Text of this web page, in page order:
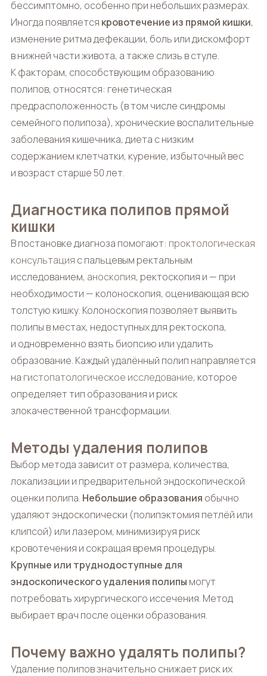
бессимптомно, особенно при небольших размерах.
Иногда появляется кровотечение из прямой кишки,
изменение ритма дефекации, боль или дискомфорт
в нижней части живота, а также слизь в стуле.
К факторам, способствующим образованию
полипов, относятся: генетическая
предрасположенность (в том числе синдромы
семейного полипоза), хронические воспалительные
заболевания кишечника, диета с низким
содержанием клетчатки, курение, избыточный вес
и возраст старше 50 лет.
Диагностика полипов прямой
кишки
В постановке диагноза помогают: проктологическая
консультация с пальцевым ректальным
исследованием, аноскопия, ректоскопия и — при
необходимости — колоноскопия, оценивающая всю
толстую кишку. Колоноскопия позволяет выявить
полипы в местах, недоступных для ректоскопа,
и одновременно взять биопсию или удалить
образование. Каждый удалённый полип направляется
на гистопатологическое исследование, которое
определяет тип образования и риск
злокачественной трансформации.
Методы удаления полипов
Выбор метода зависит от размера, количества,
локализации и предварительной эндоскопической
оценки полипа. Небольшие образования обычно
удаляют эндоскопически (полипэктомия петлёй или
клипсой) или лазером, минимизируя риск
кровотечения и сокращая время процедуры.
Крупные или труднодоступные для
эндоскопического удаления полипы могут
потребовать хирургического иссечения. Метод
выбирает врач после оценки образования.
Почему важно удалять полипы?
Удаление полипов значительно снижает риск их